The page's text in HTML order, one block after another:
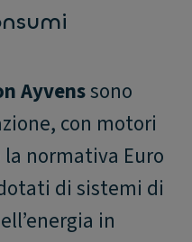
Ayvenssono
con motori
normativa Euro
di sistemi di
in